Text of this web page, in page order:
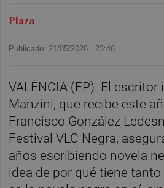
Plaza
Publicado: 21/05/2026 · 23:46
VALÈNCIA (EP). El
Manzini, que recibe este
Francisco González
Festival VLC Negra,
años escribiendo novela
idea de por qué tiene tanto